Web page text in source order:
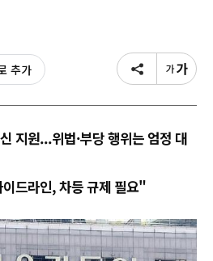
추가
지원...위법·부당 행위는 엄정 대
드라인, 차등 규제 필요"